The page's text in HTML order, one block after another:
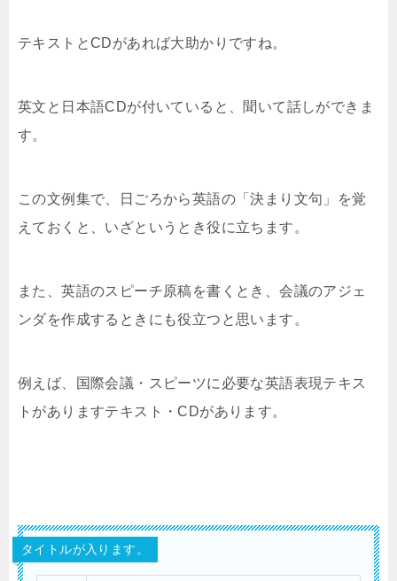
テキストとCDがあれば大助かりですね。
英文と日本語CDが付いていると、聞いて話しができま
す。
この文例集で、日ごろから英語の「決まり文句」を覚
えておくと、いざというとき役に立ちます。
また、英語のスピーチ原稿を書くとき、会議のアジェ
ンダを作成するときにも役立つと思います。
例えば、国際会議・スピーツに必要な英語表現テキス
トがありますテキスト・CDがあります。
タイトルが入ります。